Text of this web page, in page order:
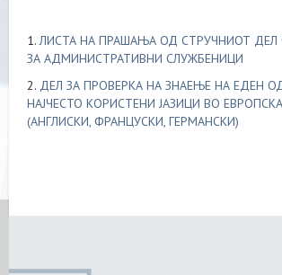
1.ЛИСТА НА ПРАШАЊА ОД СТРУЧНИОТ
ЗА АДМИНИСТРАТИВНИ СЛУЖБЕНИЦИ
2. ДЕЛ ЗА ПРОВЕРКА НА ЗНАЕЊЕ НА ЕДЕН
НАЈЧЕСТО КОРИСТЕНИ ЈАЗИЦИ ВО
(АНГЛИСКИ, ФРАНЦУСКИ, ГЕРМАНСКИ)